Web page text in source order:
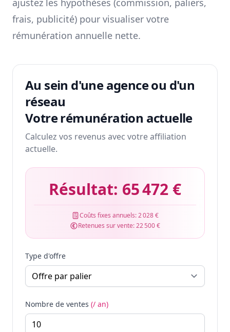
ajustez les hypothèses (commission, paliers,
frais, publicité) pour visualiser votre
rémunération annuelle nette.
Au sein d'une agence ou d'un
réseau
Votre rémunération actuelle
Calculez vos revenus avec votre affiliation
actuelle.
Résultat: 65 472 €
Coûts fixes annuels:2 028 €
Retenues sur vente:22 500 €
Type d'offre
Nombre de ventes (/ an)